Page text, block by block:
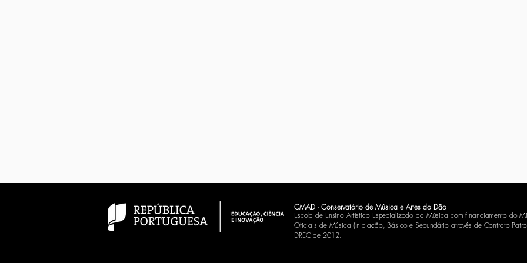
CMAD - Conservatório de Música e Artes do Dão
Escola de Ensino Artístico Especializado da Música com financiamento do
Oficiais de Música (Iniciação, Básico e Secundário através de Contrato
DREC de 2012.